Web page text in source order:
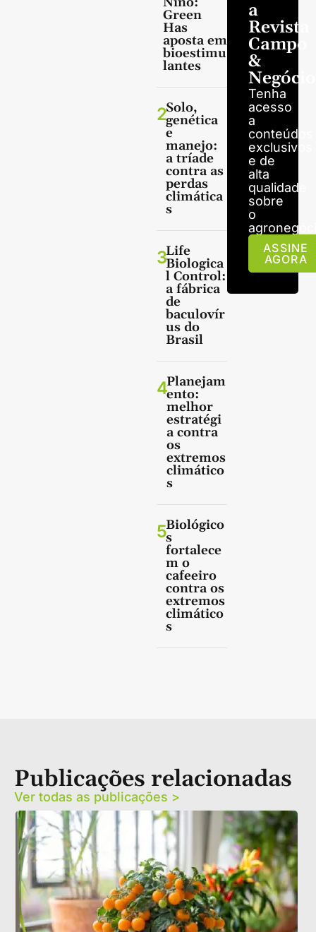
Green
Has
aposta em
bioestimu
lantes
2Solo,
genética
e
manejo:
a tríade
contra as
perdas
climática
s
3Life
Biologica
l Control:
a fábrica
de
baculovír
us do
Brasil
4Planejam
ento:
melhor
estratégi
a contra
os
extremos
climático
s
5Biológico
s
fortalece
m o
cafeeiro
contra os
extremos
climático
s
a
Revista
Campo
&
Tenha
acesso
a
conteúdos
exclusivos
e de
alta
qualidade
sobre
o
ASSINE
AGORA
Publicações relacionadas
Ver todas as publicações >